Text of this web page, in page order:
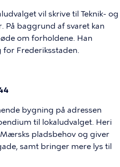
vil skrive til Teknik- og
baggrund af svaret kan
om forholdene. Han
Frederiksstaden.
bygning på adressen
til lokaludvalget. Heri
pladsbehov og giver
samt bringer mere lys til